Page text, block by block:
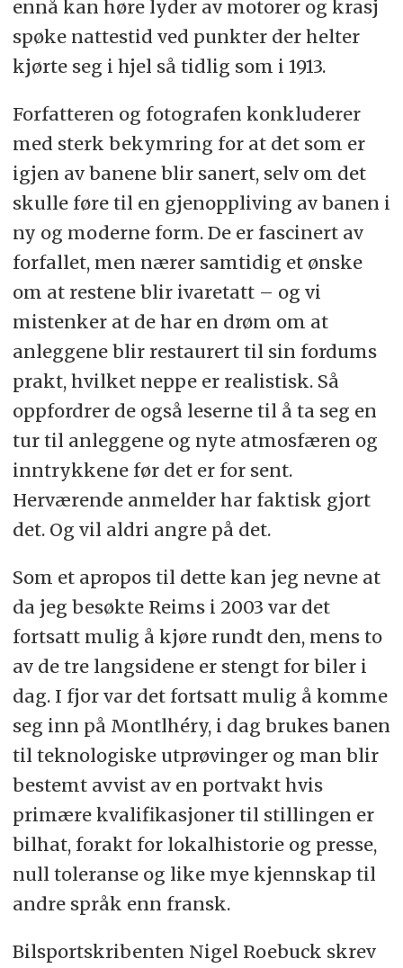
ennå kan høre lyder av motorer og krasj
spøke nattestid ved punkter der helter
kjørte seg i hjel så tidlig som i 1913.
Forfatteren og fotografen konkluderer
med sterk bekymring for at det som er
igjen av banene blir sanert, selv om det
skulle føre til en gjenoppliving av banen i
ny og moderne form. De er fascinert av
forfallet, men nærer samtidig et ønske
om at restene blir ivaretatt – og vi
mistenker at de har en drøm om at
anleggene blir restaurert til sin fordums
prakt, hvilket neppe er realistisk. Så
oppfordrer de også leserne til å ta seg en
tur til anleggene og nyte atmosfæren og
inntrykkene før det er for sent.
Herværende anmelder har faktisk gjort
det. Og vil aldri angre på det.
Som et apropos til dette kan jeg nevne at
da jeg besøkte Reims i 2003 var det
fortsatt mulig å kjøre rundt den, mens to
av de tre langsidene er stengt for biler i
dag. I fjor var det fortsatt mulig å komme
seg inn på Montlhéry, i dag brukes banen
til teknologiske utprøvinger og man blir
bestemt avvist av en portvakt hvis
primære kvalifikasjoner til stillingen er
bilhat, forakt for lokalhistorie og presse,
null toleranse og like mye kjennskap til
andre språk enn fransk.
Bilsportskribenten Nigel Roebuck skrev